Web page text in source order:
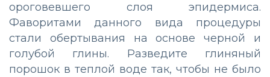
ороговевшего слоя эпидермиса.
Фаворитами данного вида процедуры
стали обертывания на основе черной и
голубой глины. Разведите глиняный
порошок в теплой воде так, чтобы не было